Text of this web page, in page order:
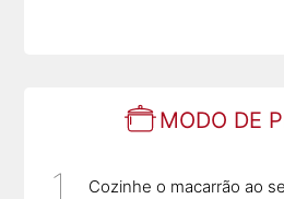
MODO DE
Cozinhe o macarrão ao